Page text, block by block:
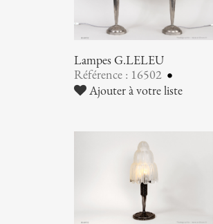
Lampes G.LELEU
Référence : 16502
Ajouter à votre liste